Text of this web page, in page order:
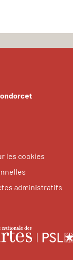
les cookies
administratifs